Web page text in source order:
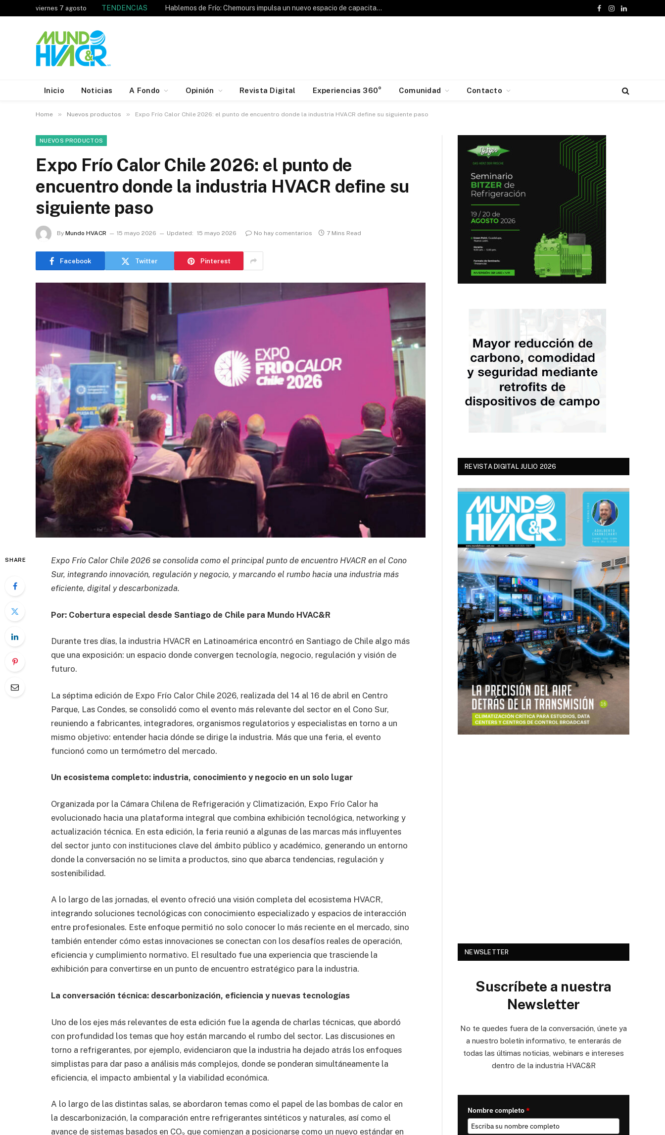
viernes 7 agosto TENDENCIAS Hablemos de Frío: Chemours impulsa un nuevo espacio de capacitación para la industria HVAC&R
Facebook
Instagram
LinkedIn
Inicio Noticias A Fondo Opinión Revista Digital Experiencias 360° Comunidad Contacto
Home » Nuevos productos » Expo Frío Calor Chile 2026: el punto de encuentro donde la industria HVACR define su siguiente paso
NUEVOS PRODUCTOS
Expo Frío Calor Chile 2026: el punto de
encuentro donde la industria HVACR define su
siguiente paso
By Mundo HVACR 15 mayo 2026 Updated: 15 mayo 2026 No hay comentarios 7 Mins Read
Facebook Twitter Pinterest
SHARE
Expo Frío Calor Chile 2026 se consolida como el principal punto de encuentro HVACR en el Cono
Sur, integrando innovación, regulación y negocio, y marcando el rumbo hacia una industria más
eficiente, digital y descarbonizada.
Por: Cobertura especial desde Santiago de Chile para Mundo HVAC&R
Durante tres días, la industria HVACR en Latinoamérica encontró en Santiago de Chile algo más
que una exposición: un espacio donde convergen tecnología, negocio, regulación y visión de
futuro.
La séptima edición de Expo Frío Calor Chile 2026, realizada del 14 al 16 de abril en Centro
Parque, Las Condes, se consolidó como el evento más relevante del sector en el Cono Sur,
reuniendo a fabricantes, integradores, organismos regulatorios y especialistas en torno a un
mismo objetivo: entender hacia dónde se dirige la industria. Más que una feria, el evento
funcionó como un termómetro del mercado.
Un ecosistema completo: industria, conocimiento y negocio en un solo lugar
Organizada por la Cámara Chilena de Refrigeración y Climatización, Expo Frío Calor ha
evolucionado hacia una plataforma integral que combina exhibición tecnológica, networking y
actualización técnica. En esta edición, la feria reunió a algunas de las marcas más influyentes
del sector junto con instituciones clave del ámbito público y académico, generando un entorno
donde la conversación no se limita a productos, sino que abarca tendencias, regulación y
sostenibilidad.
A lo largo de las jornadas, el evento ofreció una visión completa del ecosistema HVACR,
integrando soluciones tecnológicas con conocimiento especializado y espacios de interacción
entre profesionales. Este enfoque permitió no solo conocer lo más reciente en el mercado, sino
también entender cómo estas innovaciones se conectan con los desafíos reales de operación,
eficiencia y cumplimiento normativo. El resultado fue una experiencia que trasciende la
exhibición para convertirse en un punto de encuentro estratégico para la industria.
La conversación técnica: descarbonización, eficiencia y nuevas tecnologías
Uno de los ejes más relevantes de esta edición fue la agenda de charlas técnicas, que abordó
con profundidad los temas que hoy están marcando el rumbo del sector. Las discusiones en
torno a refrigerantes, por ejemplo, evidenciaron que la industria ha dejado atrás los enfoques
simplistas para dar paso a análisis más complejos, donde se ponderan simultáneamente la
eficiencia, el impacto ambiental y la viabilidad económica.
A lo largo de las distintas salas, se abordaron temas como el papel de las bombas de calor en
la descarbonización, la comparación entre refrigerantes sintéticos y naturales, así como el
avance de sistemas basados en CO que comienzan a posicionarse como un nuevo estándar en
REVISTA DIGITAL JULIO 2026
NEWSLETTER
Suscríbete a nuestra
Newsletter
No te quedes fuera de la conversación, únete ya
a nuestro boletín informativo, te enterarás de
todas las últimas noticias, webinars e intereses
dentro de la industria HVAC&R
Nombre completo*